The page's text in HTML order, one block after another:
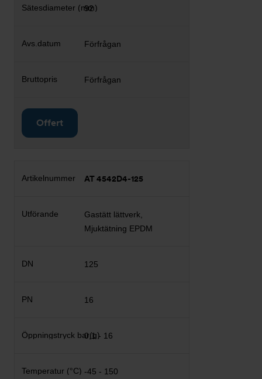
92
Förfrågan
Förfrågan
Offert
AT 4542D4-125
Gastätt lättverk,
Mjuktätning EPDM
125
16
0,1 - 16
-45 - 150